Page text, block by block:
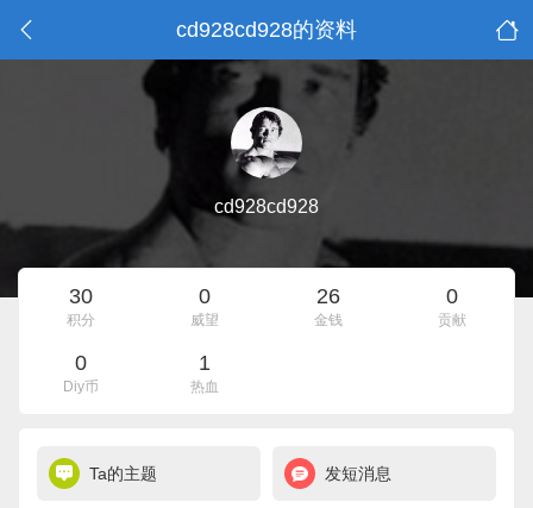
cd928cd928的资料
cd928cd928
30
积分
0
威望
26
金钱
0
贡献
0
Diy币
1
热血
Ta的主题 发短消息